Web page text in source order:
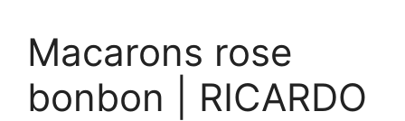
Macarons rose
bonbon | RICARDO